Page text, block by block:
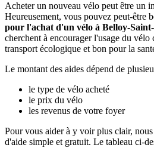
Acheter un nouveau vélo peut être un
Heureusement, vous pouvez peut-être
pour l'achat d'un vélo à Belloy-
cherchent à encourager l'usage du vélo
transport écologique et bon pour la
Le montant des aides dépend de
le type de vélo acheté
le prix du vélo
les revenus de votre foyer
Pour vous aider à y voir plus clair,
d'aide simple et gratuit. Le tableau ci-